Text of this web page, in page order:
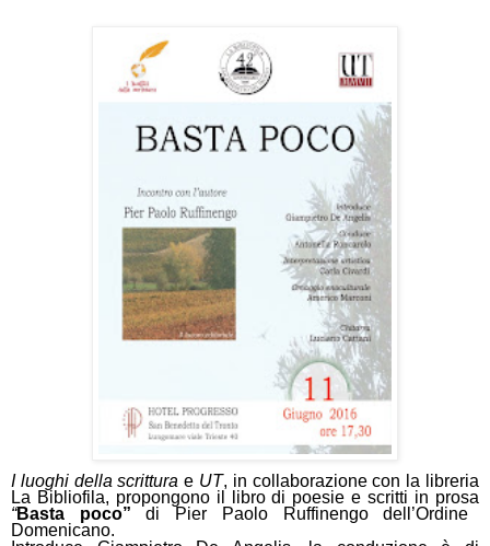
I luoghi della scrittura e UT, in collaborazione con la libreria
La Bibliofila, propongono il libro di poesie e scritti in prosa
“Basta poco”
di Pier Paolo Ruffinengo dell’Ordine
Domenicano.